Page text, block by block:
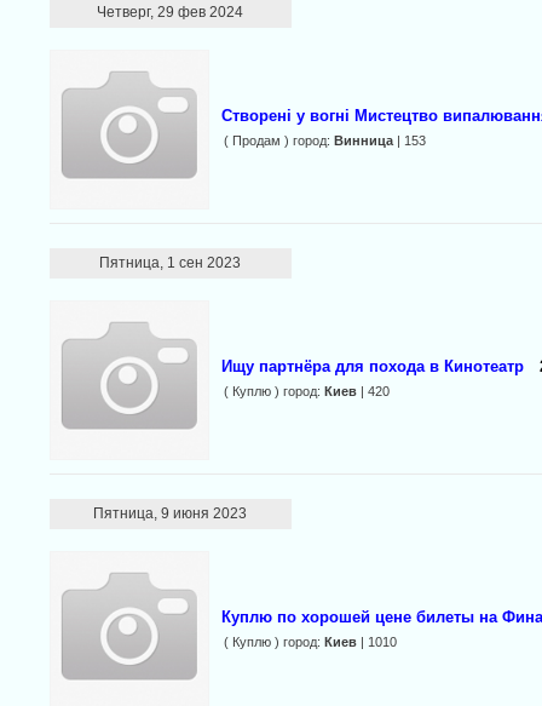
Четверг, 29 фев 2024
Створені у вогні Мистецтво
( Продам ) город: Винница| 153
Пятница, 1 сен 2023
Ищу партнёра для похода в Кинотеатр
( Куплю ) город: Киев| 420
Пятница, 9 июня 2023
Куплю по хорошей цене билеты на
( Куплю ) город: Киев| 1010